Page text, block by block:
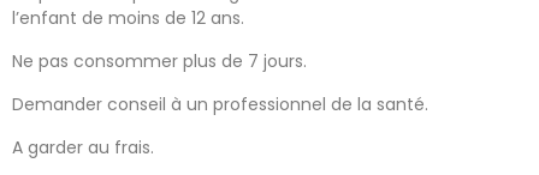
l’enfant de moins de 12 ans.
Ne pas consommer plus de 7 jours.
Demander conseil à un professionnel de la santé.
A garder au frais.